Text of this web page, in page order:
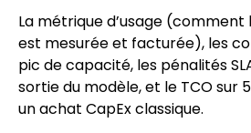
La métrique d’usage
est mesurée et facturée), les
pic de capacité, les pénalités
sortie du modèle, et le TCO sur
un achat CapEx classique.